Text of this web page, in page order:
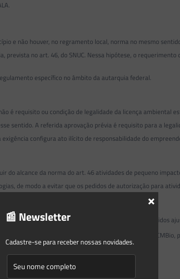
não houver, no regramento local, norma no mesmo
no art. 46, do SNUC. Nessa hipótese, o requerimento
específico no âmbito da autarquia federal.
requisito ou condição de legalidade da licença ambiental
sentido. A referida aprovação prévia é requisito para a
configura ato ilícito de responsabilidade do
alcance da norma do art. 46 atividades de pequeno
de modo a evitar que os pedidos de autorização para
fim de pacificar a aplicação do art. 46, SNUC. Nos
ambiental (ALA), tal como feito entre IBAMA e
04/09.Resolução CONAMA 428/10
📰 Newsletter
Cadastre-se para receber nossas novidades.
×